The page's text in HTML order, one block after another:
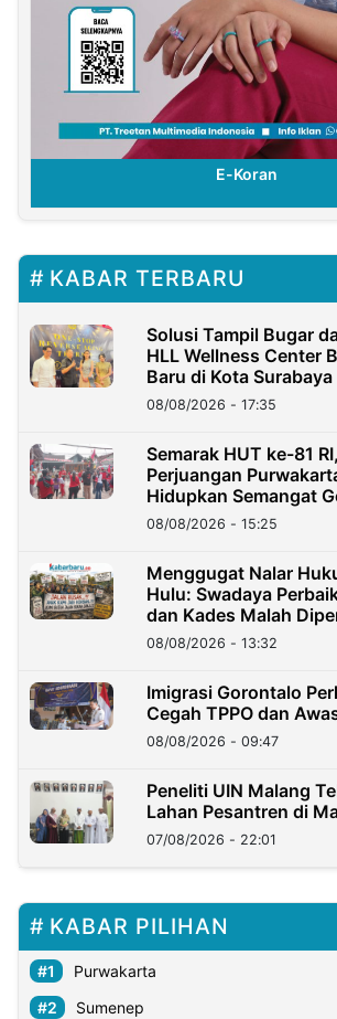
E-Koran
KABAR TERBARU
Solusi Tampil Bugar
HLL Wellness Center
Baru di Kota Surabaya
08/08/2026 - 17:35
Semarak HUT ke-81
Perjuangan
Hidupkan Semangat
08/08/2026 - 15:25
Menggugat Nalar
Hulu: Swadaya
dan Kades Malah
08/08/2026 - 13:32
Imigrasi Gorontalo
Cegah TPPO dan
08/08/2026 - 09:47
Peneliti UIN Malang
Lahan Pesantren di
07/08/2026 - 22:01
KABAR PILIHAN
Purwakarta
Sumenep